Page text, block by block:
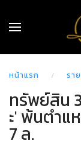
หน้าแรก รา
ทรัพย์สิน
ะ' พ้นตำแ
7 ล.